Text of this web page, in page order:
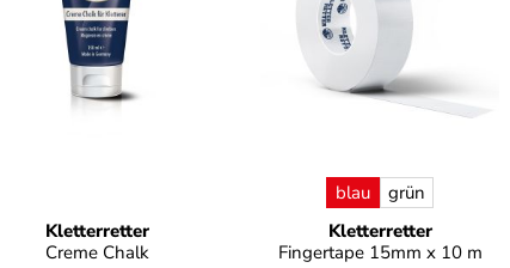
Kletterretter
Creme Chalk
Kletterretter
Fingertape 15mm x 10 m
Farbeauswählen
blau grün